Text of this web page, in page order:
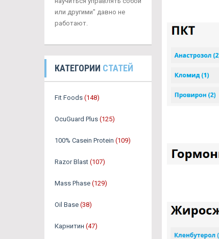
или другими" давно не
работают.
КАТЕГОРИИ СТАТЕЙ
Fit Foods (148)
OcuGuard Plus (125)
100% Casein Protein (109)
Razor Blast (107)
Mass Phase (129)
Oil Base (38)
Карнитин (47)